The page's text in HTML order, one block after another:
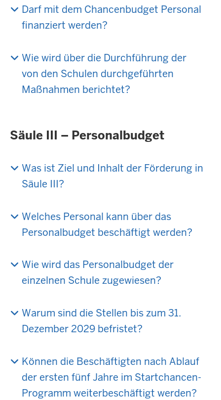
Darf mit dem Chancenbudget Personal
finanziert werden?
Wie wird über die Durchführung der
von den Schulen durchgeführten
Maßnahmen berichtet?
Säule III – Personalbudget
Was ist Ziel und Inhalt der Förderung in
Säule III?
Welches Personal kann über das
Personalbudget beschäftigt werden?
Wie wird das Personalbudget der
einzelnen Schule zugewiesen?
Warum sind die Stellen bis zum 31.
Dezember 2029 befristet?
Können die Beschäftigten nach Ablauf
der ersten fünf Jahre im Startchancen-
Programm weiterbeschäftigt werden?